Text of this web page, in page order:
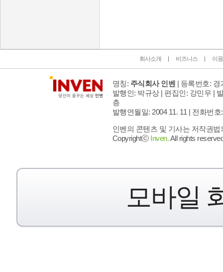
회사소개 비즈니스 이
명칭: 주식회사 인벤 | 등록번호: 경
발행인: 박규상 | 편집인: 강민우 |
층
발행연월일: 2004 11. 11 | 전화번호
인벤의 콘텐츠 및 기사는 저작권
Copyrightⓒ Inven.All rights
모바일